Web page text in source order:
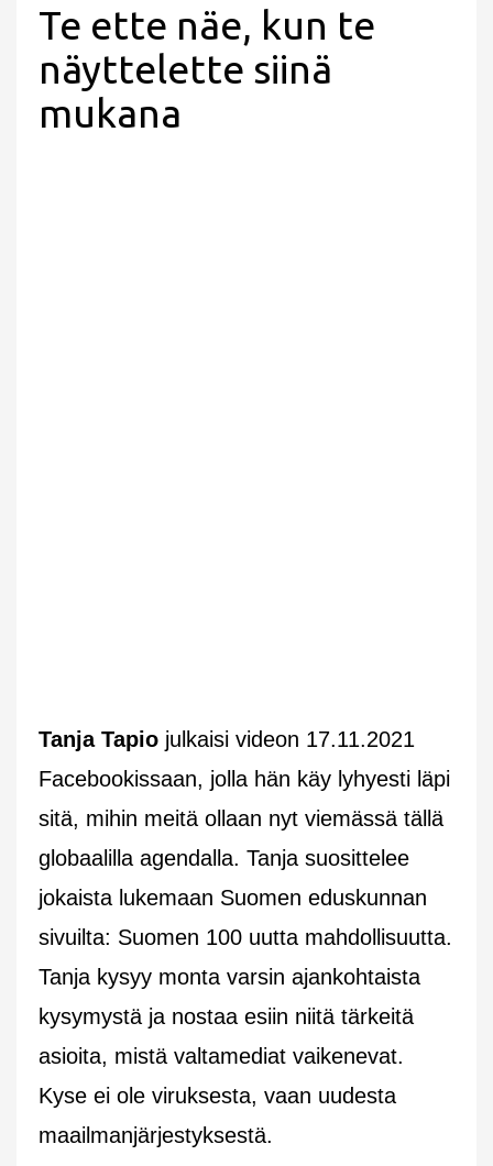
Te ette näe, kun te
näyttelette siinä
mukana
Tanja Tapio julkaisi videon 17.11.2021
Facebookissaan, jolla hän käy lyhyesti läpi
sitä, mihin meitä ollaan nyt viemässä tällä
globaalilla agendalla. Tanja suosittelee
jokaista lukemaan Suomen eduskunnan
sivuilta: Suomen 100 uutta mahdollisuutta.
Tanja kysyy monta varsin ajankohtaista
kysymystä ja nostaa esiin niitä tärkeitä
asioita, mistä valtamediat vaikenevat.
Kyse ei ole viruksesta, vaan uudesta
maailmanjärjestyksestä.